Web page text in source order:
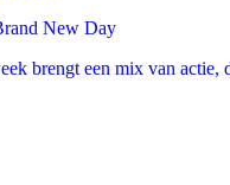
New Day
brengt een mix van